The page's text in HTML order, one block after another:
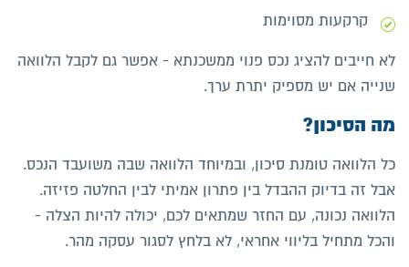
קרקעות מסוימות
לא חייבים להציג נכס פנוי ממשכנתא - אפשר גם לקבל הלוואה
שנייה אם יש מספיק יתרת ערך.
מה הסיכון?
כל הלוואה טומנת סיכון, ובמיוחד הלוואה שבה משועבד הנכס.
אבל זה בדיוק ההבדל בין פתרון אמיתי לבין החלטה פזיזה.
הלוואה נכונה, עם החזר שמתאים לכם, יכולה להיות הצלה -
והכל מתחיל בליווי אחראי, לא בלחץ לסגור עסקה מהר.